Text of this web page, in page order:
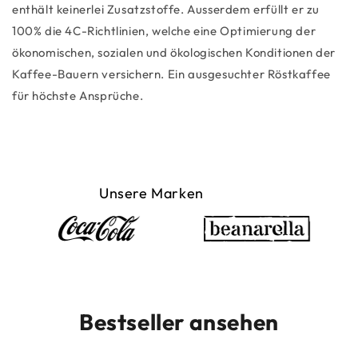
enthält keinerlei Zusatzstoffe. Ausserdem erfüllt er zu
100% die 4C-Richtlinien, welche eine Optimierung der
ökonomischen, sozialen und ökologischen Konditionen der
Kaffee-Bauern versichern. Ein ausgesuchter Röstkaffee
für höchste Ansprüche.
Unsere Marken
Bestseller ansehen